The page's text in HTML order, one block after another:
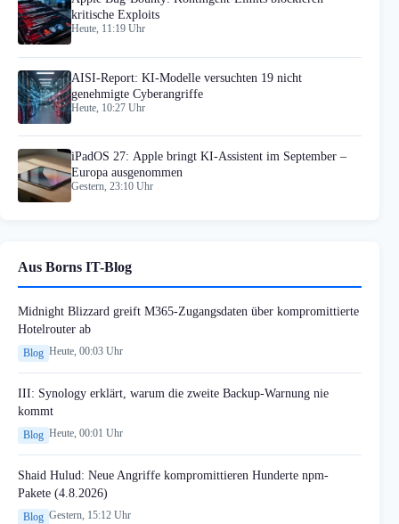
kritische Exploits
Heute, 11:19 Uhr
AISI-Report: KI-Modelle versuchten 19 nicht
genehmigte Cyberangriffe
Heute, 10:27 Uhr
iPadOS 27: Apple bringt KI-Assistent im September –
Europa ausgenommen
Gestern, 23:10 Uhr
Aus Borns IT-Blog
Midnight Blizzard greift M365-Zugangsdaten über kompromittierte
Hotelrouter ab
Blog Heute, 00:03 Uhr
III: Synology erklärt, warum die zweite Backup-Warnung nie
kommt
Blog Heute, 00:01 Uhr
Shaid Hulud: Neue Angriffe kompromittieren Hunderte npm-
Pakete (4.8.2026)
Blog Gestern, 15:12 Uhr